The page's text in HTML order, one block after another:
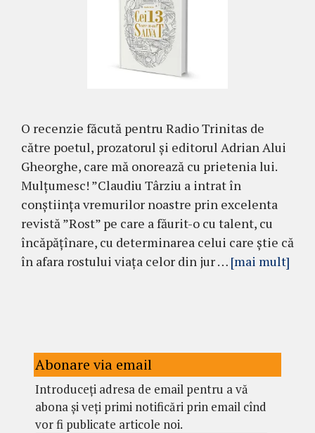
O recenzie făcută pentru Radio Trinitas de
către poetul, prozatorul și editorul Adrian Alui
Gheorghe, care mă onorează cu prietenia lui.
Mulțumesc! ”Claudiu Târziu a intrat în
conștiința vremurilor noastre prin excelenta
revistă ”Rost” pe care a făurit-o cu talent, cu
încăpățînare, cu determinarea celui care știe că
în afara rostului viața celor din jur … [mai mult]
Abonare via email
Introduceți adresa de email pentru a vă
abona și veți primi notificări prin email cînd
vor fi publicate articole noi.